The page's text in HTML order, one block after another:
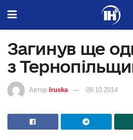
Загинув ще
з
Автор Iruska 09.10.2014